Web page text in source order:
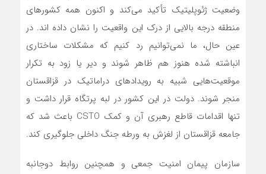
وضعیت ژئوپلیتیک تأکید می‌کند و اکنون همه کشورهای
منطقه درجه بالایی از درک این واقعیت را نشان داده اند. در
عین حال، ما نمی‌توانیم رد کنیم که مشکلات ساختاری
انباشته شده هنوز هم ظاهر شوند و دیر یا زود به تکرار
موقعیت‌هایی شبیه به رویدادهای دراماتیک در قزاقستان
منجر شوند. دولت در این کشور در لبه پرتگاه قرار داشت و
تنها اقدامات قاطع رهبری آن و کمک CSTO باعث شد که
جامعه قزاقستان از لغزش به ورطه جنگ داخلی جلوگیری کند.
سازمان پیمان امنیت جمعی و همچنین روابط دوجانبه